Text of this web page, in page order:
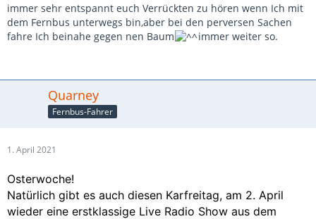
immer sehr entspannt euch Verrückten zu hören wenn Ich mit
dem Fernbus unterwegs bin,aber bei den perversen Sachen
fahre Ich beinahe gegen nen Baum
immer weiter so.
Quarney
Fernbus-Fahrer
1. April 2021
Osterwoche!
Natürlich gibt es auch diesen Karfreitag, am 2. April
wieder eine erstklassige Live Radio Show aus dem